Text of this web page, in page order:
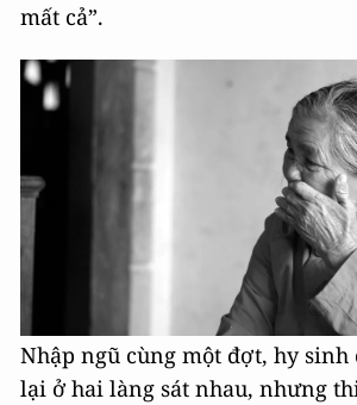
mất cả”.
Nhập ngũ cùng một đợt, hy sinh
lại ở hai làng sát nhau, nhưng